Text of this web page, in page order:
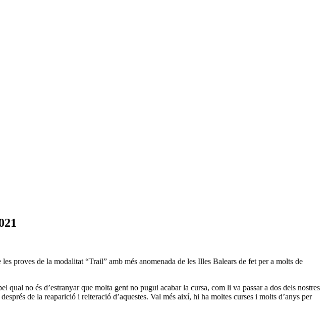
proves de la modalitat “Trail” amb més anomenada de les Illes Balears de fet per a molts de
no és d’estranyar que molta gent no pugui acabar la cursa, com li va passar a dos dels nostres
de la reaparició i reiteració d’aquestes. Val més així, hi ha moltes curses i molts d’anys per